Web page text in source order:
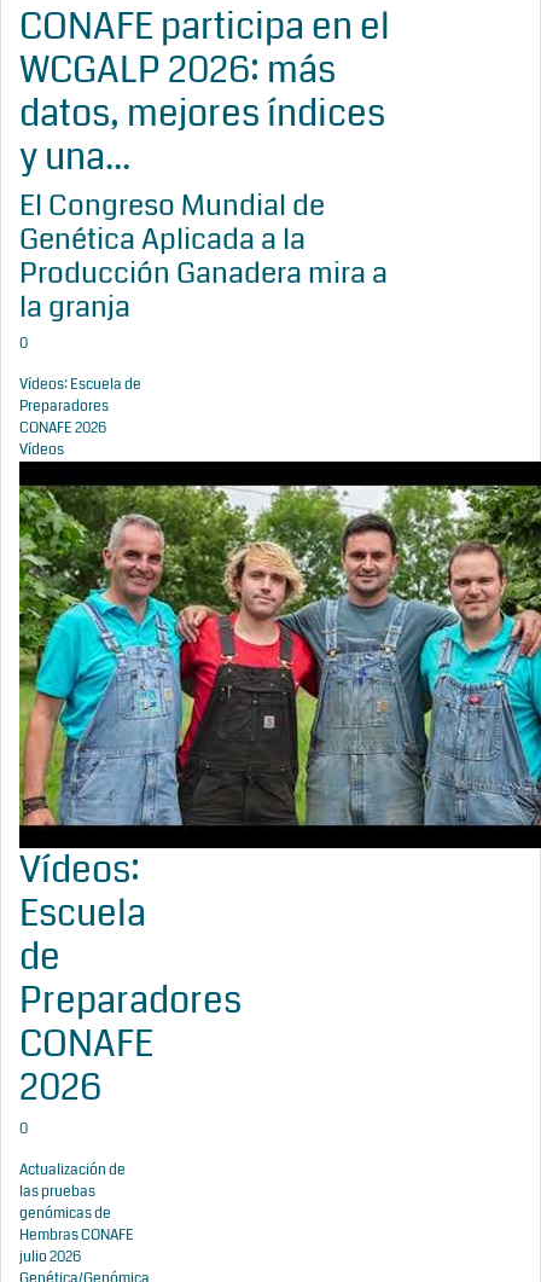
CONAFE participa en el
WCGALP 2026: más
datos, mejores índices
y una...
El Congreso Mundial de
Genética Aplicada a la
Producción Ganadera mira a
la granja
0
Vídeos: Escuela de
Preparadores
CONAFE 2026
Vídeos
Vídeos:
Escuela
de
Preparadores
CONAFE
2026
0
Actualización de
las pruebas
genómicas de
Hembras CONAFE
julio 2026